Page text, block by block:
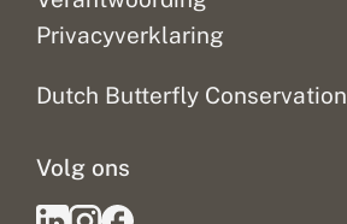
Privacyverklaring
Dutch Butterfly Conservation
Volg ons